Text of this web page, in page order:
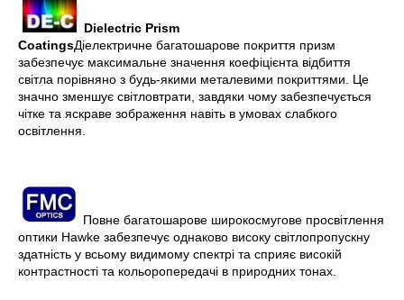
Dielectric Prism
CoatingsДіелектричне багатошарове покриття призм
забезпечує максимальне значення коефіцієнта відбиття
світла порівняно з будь-якими металевими покриттями. Це
значно зменшує світловтрати, завдяки чому забезпечується
чітке та яскраве зображення навіть в умовах слабкого
освітлення.
Повне багатошарове широкосмугове просвітлення
оптики Hawke забезпечує однаково високу світлопропускну
здатність у всьому видимому спектрі та сприяє високій
контрастності та кольоропередачі в природних тонах.